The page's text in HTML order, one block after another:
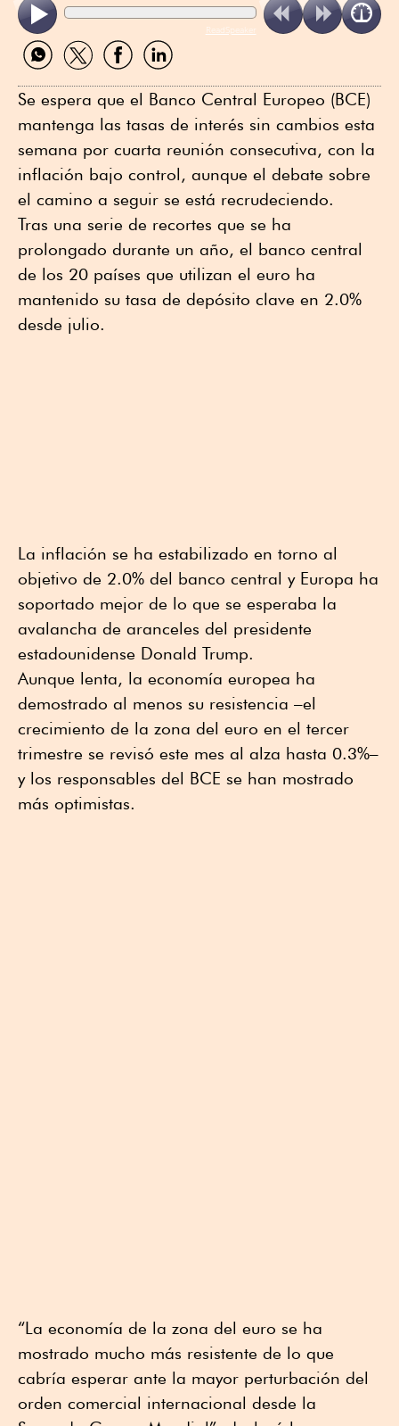
ReadSpeaker
Compartir
por
Compartir
por
Compartir
por
Compartir
por
Se espera que el Banco Central Europeo (BCE)
mantenga las tasas de interés sin cambios esta
semana por cuarta reunión consecutiva, con la
inflación bajo control, aunque el debate sobre
el camino a seguir se está recrudeciendo.
Tras una serie de recortes que se ha
prolongado durante un año, el banco central
de los 20 países que utilizan el euro ha
mantenido su tasa de depósito clave en 2.0%
desde julio.
La inflación se ha estabilizado en torno al
objetivo de 2.0% del banco central y Europa ha
soportado mejor de lo que se esperaba la
avalancha de aranceles del presidente
estadounidense Donald Trump.
Aunque lenta, la economía europea ha
demostrado al menos su resistencia –el
crecimiento de la zona del euro en el tercer
trimestre se revisó este mes al alza hasta 0.3%–
y los responsables del BCE se han mostrado
más optimistas.
“La economía de la zona del euro se ha
mostrado mucho más resistente de lo que
cabría esperar ante la mayor perturbación del
orden comercial internacional desde la